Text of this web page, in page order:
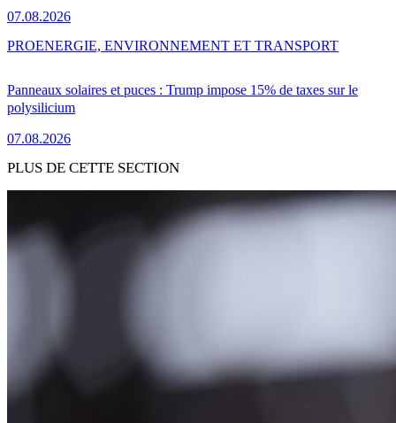
07.08.2026
Panneaux solaires et puces : Trump impose 15% de taxes sur le
polysilicium
07.08.2026
PROENERGIE, ENVIRONNEMENT ET TRANSPORT
PLUS DE CETTE SECTION